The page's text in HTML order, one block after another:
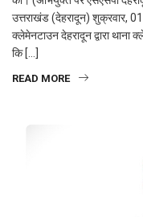
उत्तराखंड (देहरादून) शुक्रवार,
क्लेमेनटाउन देहरादून द्वारा
कि […]
READ MORE